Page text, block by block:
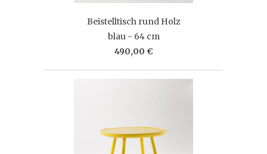
Beistelltisch rund Holz
blau - 64 cm
490,00 €